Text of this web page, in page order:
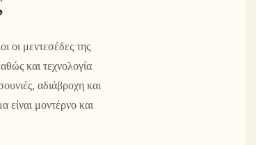
οι μεντεσέδες της
και τεχνολογία
αδιάβροχη και
είναι μοντέρνο και